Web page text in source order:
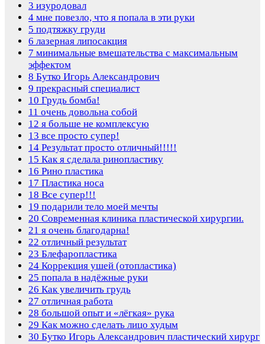
3 изуродовал
4 мне повезло, что я попала в эти руки
5 подтяжку груди
6 лазерная липосакция
7 минимальные вмешательства с максимальным
эффектом
8 Бутко Игорь Александрович
9 прекрасный специалист
10 Грудь бомба!
11 очень довольна собой
12 я больше не комплексую
13 все просто супер!
14 Результат просто отличный!!!!!
15 Как я сделала ринопластику
16 Рино пластика
17 Пластика носа
18 Все супер!!!
19 подарили тело моей мечты
20 Современная клиника пластической хирургии.
21 я очень благодарна!
22 отличный результат
23 Блефаропластика
24 Коррекция ушей (отопластика)
25 попала в надёжные руки
26 Как увеличить грудь
27 отличная работа
28 большой опыт и «лёгкая» рука
29 Как можно сделать лицо худым
30 Бутко Игорь Александрович пластический хирург